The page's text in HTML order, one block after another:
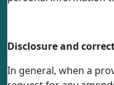
Disclosure and
In general, when a